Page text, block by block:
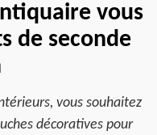
vous
de seconde
vous souhaitez
décoratives pour